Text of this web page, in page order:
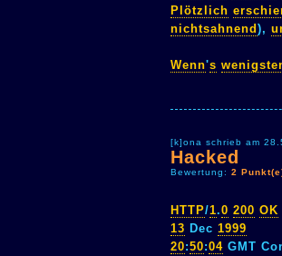
Plötzlich
nichtsahnend ),
Wenn's
[k]ona schrieb am
Hacked
Bewertung: 2
HTTP/1.0 200 OK
13 Dec 1999
20:50:04 GMT